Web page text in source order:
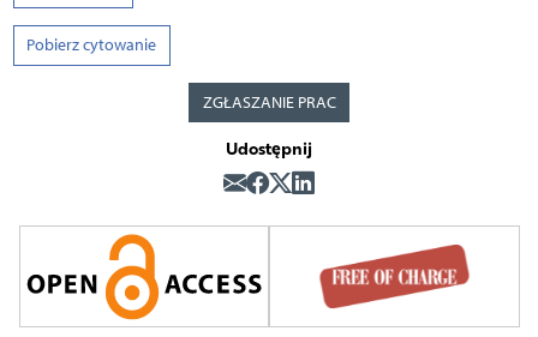
Pobierz cytowanie
ZGŁASZANIE PRAC
Udostępnij